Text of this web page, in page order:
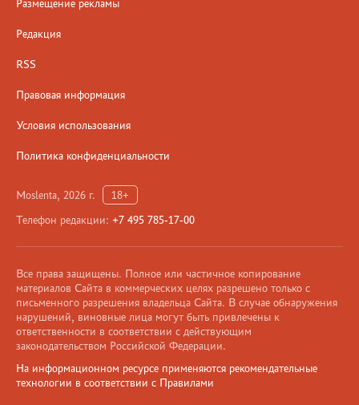
Размещение рекламы
Редакция
RSS
Правовая информация
Условия использования
Политика конфиденциальности
Moslenta, 2026 г.
18+
Телефон редакции: +7 495 785-17-00
Все права защищены. Полное или частичное копирование
материалов Сайта в коммерческих целях разрешено только с
письменного разрешения владельца Сайта. В случае обнаружения
нарушений, виновные лица могут быть привлечены к
ответственности в соответствии с действующим
законодательством Российской Федерации.
На информационном ресурсе применяются рекомендательные
технологии в соответствии с Правилами